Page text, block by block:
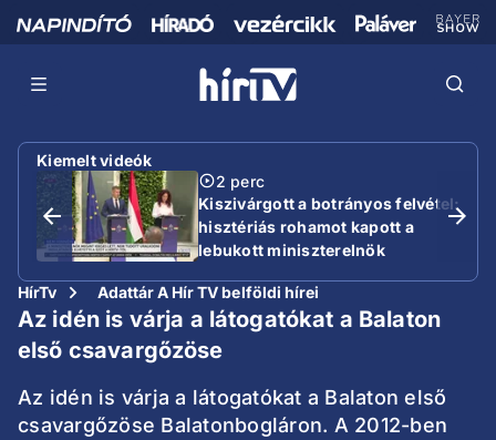
Kiemelt videók
2 perc
Kiszivárgott a botrányos felvétel:
hisztériás rohamot kapott a
lebukott miniszterelnök
HírTv Adattár A Hír TV belföldi hírei
Az idén is várja a látogatókat a Balaton
első csavargőzöse
Az idén is várja a látogatókat a Balaton első
csavargőzöse Balatonbogláron. A 2012-ben